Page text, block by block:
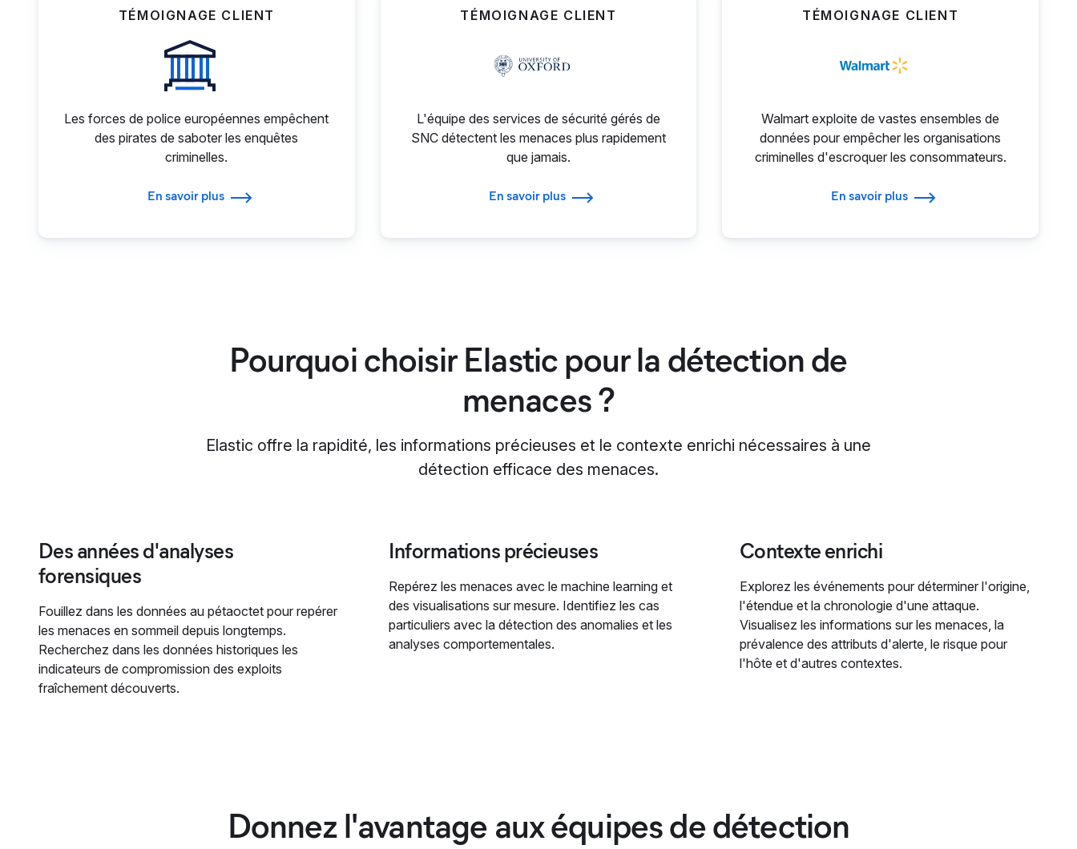
TÉMOIGNAGE CLIENT
Les forces de police européennes empêchent
des pirates de saboter les enquêtes
criminelles.
En savoir plus
TÉMOIGNAGE CLIENT
L'équipe des services de sécurité gérés de
SNC détectent les menaces plus rapidement
que jamais.
En savoir plus
TÉMOIGNAGE CLIENT
Walmart exploite de vastes ensembles de
données pour empêcher les organisations
criminelles d'escroquer les consommateurs.
En savoir plus
Pourquoi choisir Elastic pour la détection de
menaces ?
Elastic offre la rapidité, les informations précieuses et le contexte enrichi nécessaires à une
détection efficace des menaces.
Des années d'analyses
forensiques
Fouillez dans les données au pétaoctet pour repérer
les menaces en sommeil depuis longtemps.
Recherchez dans les données historiques les
indicateurs de compromission des exploits
fraîchement découverts.
Informations précieuses
Repérez les menaces avec le machine learning et
des visualisations sur mesure. Identifiez les cas
particuliers avec la détection des anomalies et les
analyses comportementales.
Contexte enrichi
Explorez les événements pour déterminer l'origine,
l'étendue et la chronologie d'une attaque.
Visualisez les informations sur les menaces, la
prévalence des attributs d'alerte, le risque pour
l'hôte et d'autres contextes.
Donnez l'avantage aux équipes de détection